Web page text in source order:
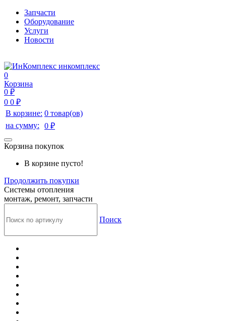
Запчасти
Оборудование
Услуги
Новости
инкомплекс
0
Корзина
0 ₽
0 0 ₽
В корзине: 0 товар(ов)
на сумму:
0 ₽
Корзина покупок
В корзине пусто!
Продолжить покупки
Системы отопления
монтаж, ремонт, запчасти
Поиск